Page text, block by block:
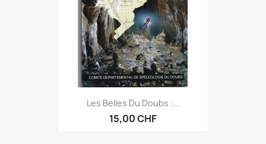
Les Belles Du Doubs :...
15,00 CHF